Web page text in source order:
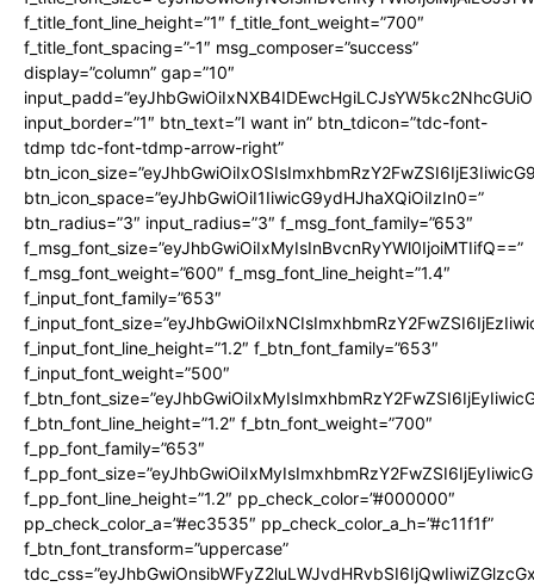
f_title_font_line_height=”1″ f_title_font_weight=”700″
f_title_font_spacing=”-1″ msg_composer=”success”
display=”column” gap=”10″
input_border=”1″ btn_text=”I want in” btn_tdicon=”tdc-font-
tdmp tdc-font-tdmp-arrow-right”
btn_icon_space=”eyJhbGwiOiI1IiwicG9ydHJhaXQiOiIzIn0=”
btn_radius=”3″ input_radius=”3″ f_msg_font_family=”653″
f_msg_font_size=”eyJhbGwiOiIxMyIsInBvcnRyYWl0IjoiMTIifQ==”
f_msg_font_weight=”600″ f_msg_font_line_height=”1.4″
f_input_font_family=”653″
f_input_font_line_height=”1.2″ f_btn_font_family=”653″
f_input_font_weight=”500″
f_btn_font_line_height=”1.2″ f_btn_font_weight=”700″
f_pp_font_family=”653″
f_pp_font_line_height=”1.2″ pp_check_color=”#000000″
pp_check_color_a=”#ec3535″ pp_check_color_a_h=”#c11f1f”
f_btn_font_transform=”uppercase”